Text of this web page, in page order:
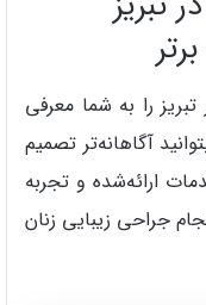
را به شما معرفی
آگاهانه‌تر تصمیم
ارائه‌شده و تجربه
جراحی زیبایی زنان